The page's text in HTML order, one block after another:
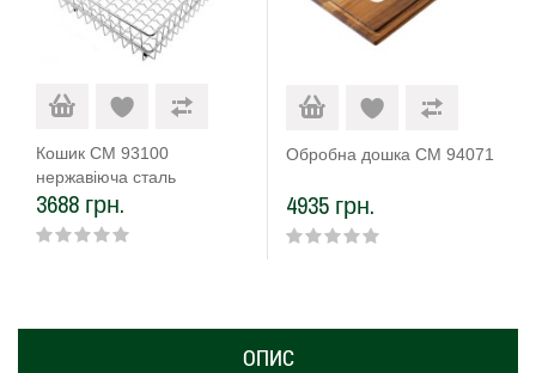
Кошик CM 93100
нержавіюча сталь
3688 грн.
Обробна дошка CM 94071
4935 грн.
ОПИС